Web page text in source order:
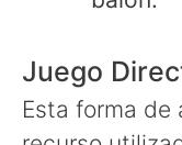
Juego
Esta forma de